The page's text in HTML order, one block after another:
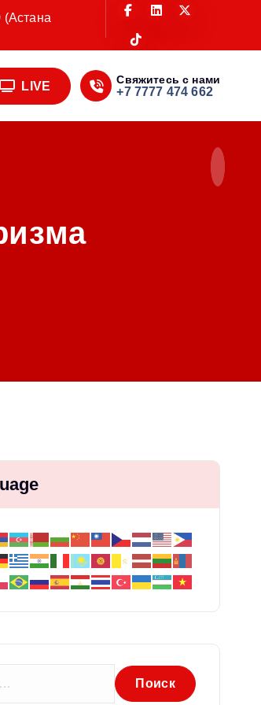
(Астана
LIVE Свяжитесь с нами
+7 7777 474 662